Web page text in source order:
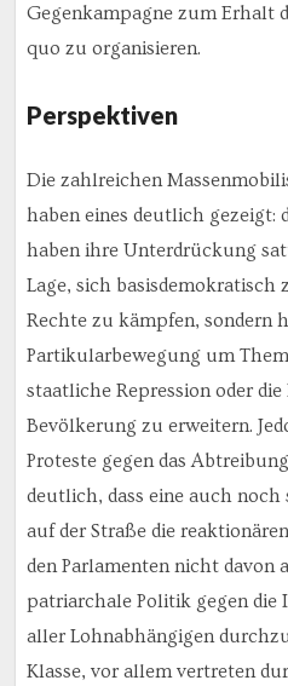
Gegenkampagne zum Erhalt
quo zu organisieren.
Perspektiven
Die zahlreichen
haben eines deutlich gezeigt:
haben ihre Unterdrückung
Lage, sich
Rechte zu kämpfen, sondern
Partikularbewegung um
staatliche Repression oder
Bevölkerung zu erweitern.
Proteste gegen das
deutlich, dass eine auch noch
auf der Straße die
den Parlamenten nicht davon
patriarchale Politik gegen die
aller Lohnabhängigen
Klasse, vor allem vertreten